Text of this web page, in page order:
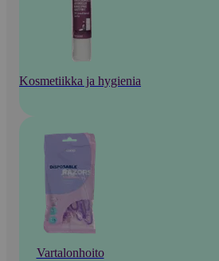
Kosmetiikka ja hygienia
Vartalonhoito